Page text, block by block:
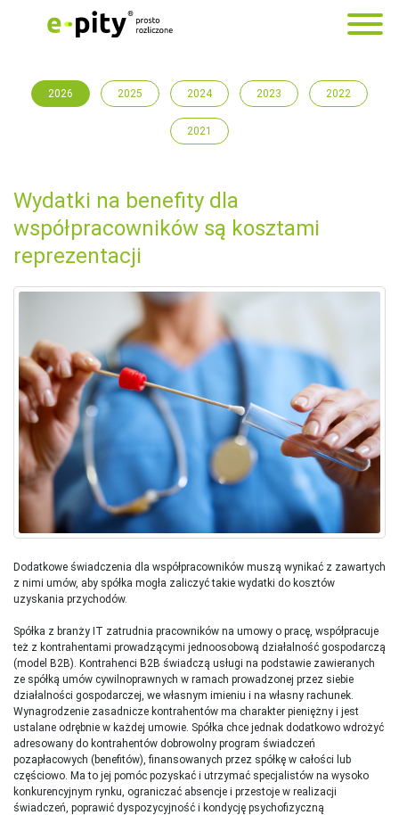
2026 2025 2024 2023 2022
2021
Wydatki na benefity dla
współpracowników są kosztami
reprezentacji
Dodatkowe świadczenia dla współpracowników muszą wynikać z zawartych
z nimi umów, aby spółka mogła zaliczyć takie wydatki do kosztów
uzyskania przychodów.
Spółka z branży IT zatrudnia pracowników na umowy o pracę, współpracuje
też z kontrahentami prowadzącymi jednoosobową działalność gospodarczą
(model B2B). Kontrahenci B2B świadczą usługi na podstawie zawieranych
ze spółką umów cywilnoprawnych w ramach prowadzonej przez siebie
działalności gospodarczej, we własnym imieniu i na własny rachunek.
Wynagrodzenie zasadnicze kontrahentów ma charakter pieniężny i jest
ustalane odrębnie w każdej umowie. Spółka chce jednak dodatkowo wdrożyć
adresowany do kontrahentów dobrowolny program świadczeń
pozapłacowych (benefitów), finansowanych przez spółkę w całości lub
częściowo. Ma to jej pomóc pozyskać i utrzymać specjalistów na wysoko
konkurencyjnym rynku, ograniczać absencje i przestoje w realizacji
świadczeń, poprawić dyspozycyjność i kondycję psychofizyczną